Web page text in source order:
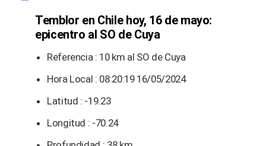
Temblor en Chile hoy, 16 de mayo:
epicentro al SO de Cuya
Referencia : 10 km al SO de Cuya
Hora Local : 08:20:19 16/05/2024
Latitud : -19.23
Longitud : -70.24